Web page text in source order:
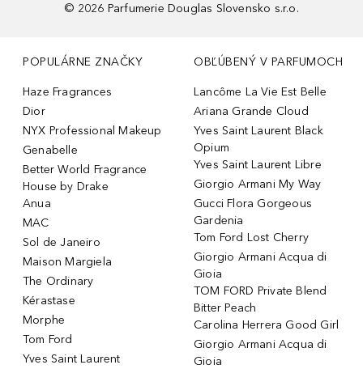
© 2026 Parfumerie Douglas Slovensko s.r.o.
POPULÁRNE ZNAČKY
Haze Fragrances
Dior
NYX Professional Makeup
Genabelle
Better World Fragrance
House by Drake
Anua
MAC
Sol de Janeiro
Maison Margiela
The Ordinary
Kérastase
Morphe
Tom Ford
Yves Saint Laurent
OBĽÚBENÝ V PARFUMOCH
Lancôme La Vie Est Belle
Ariana Grande Cloud
Yves Saint Laurent Black
Opium
Yves Saint Laurent Libre
Giorgio Armani My Way
Gucci Flora Gorgeous
Gardenia
Tom Ford Lost Cherry
Giorgio Armani Acqua di
Gioia
TOM FORD Private Blend
Bitter Peach
Carolina Herrera Good Girl
Giorgio Armani Acqua di
Gioia